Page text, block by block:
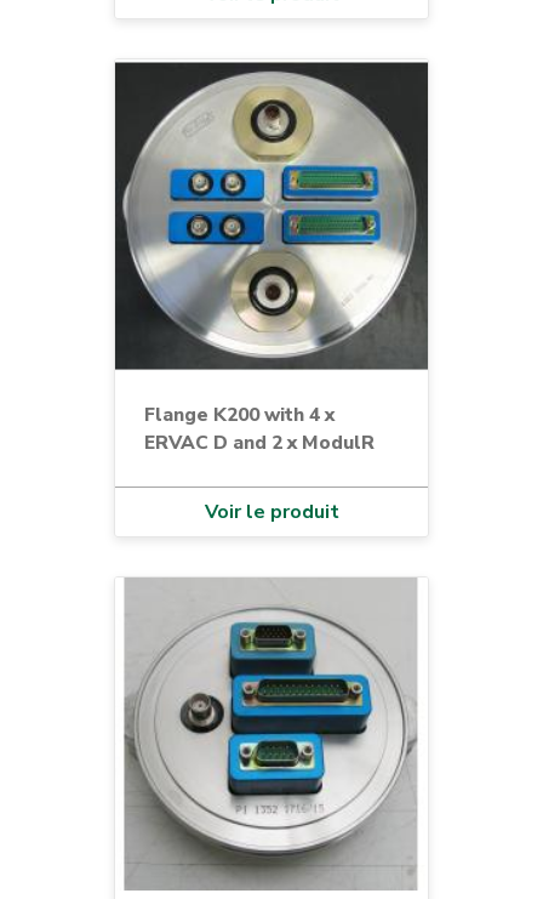
Flange K200 with 4 x
ERVAC D and 2 x ModulR
Voir le produit